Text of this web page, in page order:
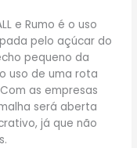
e Rumo é o uso
pelo açúcar do
pequeno da
uso de uma rota
as empresas
será aberta
já que não